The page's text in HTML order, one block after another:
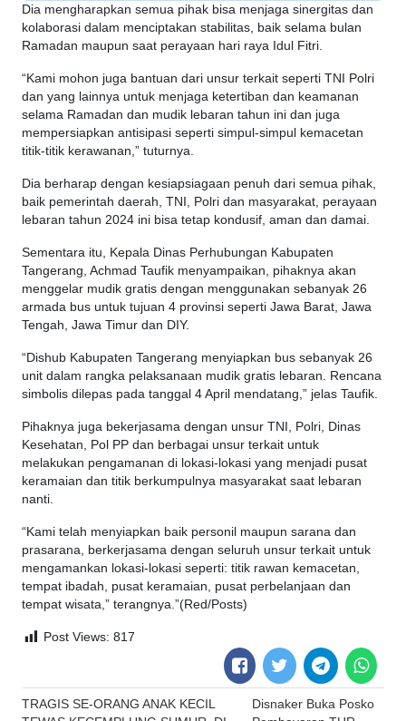
Dia mengharapkan semua pihak bisa menjaga sinergitas dan
kolaborasi dalam menciptakan stabilitas, baik selama bulan
Ramadan maupun saat perayaan hari raya Idul Fitri.
“Kami mohon juga bantuan dari unsur terkait seperti TNI Polri
dan yang lainnya untuk menjaga ketertiban dan keamanan
selama Ramadan dan mudik lebaran tahun ini dan juga
mempersiapkan antisipasi seperti simpul-simpul kemacetan
titik-titik kerawanan,” tuturnya.
Dia berharap dengan kesiapsiagaan penuh dari semua pihak,
baik pemerintah daerah, TNI, Polri dan masyarakat, perayaan
lebaran tahun 2024 ini bisa tetap kondusif, aman dan damai.
Sementara itu, Kepala Dinas Perhubungan Kabupaten
Tangerang, Achmad Taufik menyampaikan, pihaknya akan
menggelar mudik gratis dengan menggunakan sebanyak 26
armada bus untuk tujuan 4 provinsi seperti Jawa Barat, Jawa
Tengah, Jawa Timur dan DIY.
“Dishub Kabupaten Tangerang menyiapkan bus sebanyak 26
unit dalam rangka pelaksanaan mudik gratis lebaran. Rencana
simbolis dilepas pada tanggal 4 April mendatang,” jelas Taufik.
Pihaknya juga bekerjasama dengan unsur TNI, Polri, Dinas
Kesehatan, Pol PP dan berbagai unsur terkait untuk
melakukan pengamanan di lokasi-lokasi yang menjadi pusat
keramaian dan titik berkumpulnya masyarakat saat lebaran
nanti.
“Kami telah menyiapkan baik personil maupun sarana dan
prasarana, berkerjasama dengan seluruh unsur terkait untuk
mengamankan lokasi-lokasi seperti: titik rawan kemacetan,
tempat ibadah, pusat keramaian, pusat perbelanjaan dan
tempat wisata,” terangnya.”(Red/Posts)
Post Views: 817
Post
TRAGIS SE-ORANG ANAK KECIL
Disnaker Buka Posko